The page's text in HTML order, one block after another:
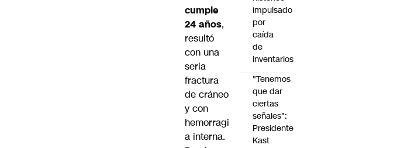
cumple
24 años,
resultó
con una
seria
fractura
de cráneo
y con
hemorragi
a interna.
impulsado
por
caída
de
inventarios
"Tenemos
que dar
ciertas
señales":
Presidente
Kast